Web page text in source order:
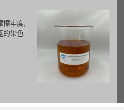
新型乳液型助留剂LSR-30是一种
粘度，高浓度的聚丙烯酰胺乳液。
主要适用于各种瓦楞纸、箱板纸、
白板纸、文化纸、新闻纸、淋膜原